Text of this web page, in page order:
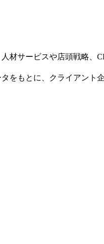
材サービスや店頭戦略、
をもとに、クライアント